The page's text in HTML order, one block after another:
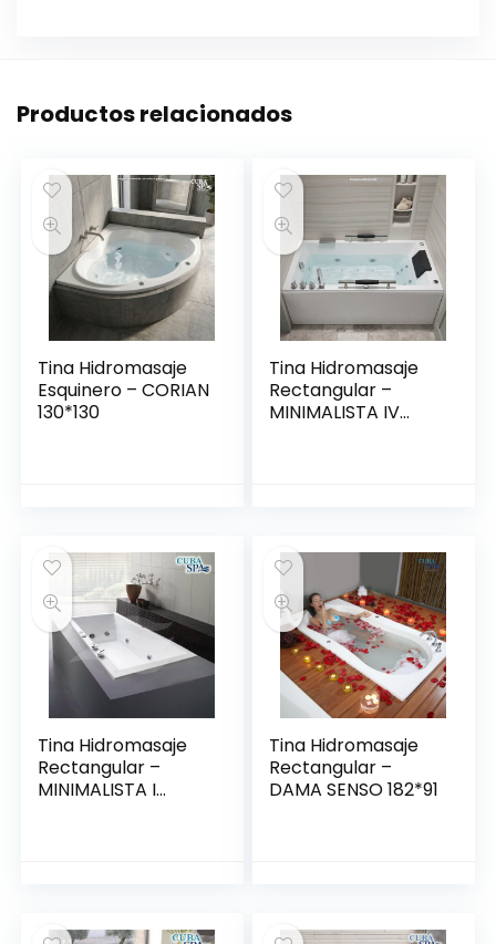
Productos relacionados
Tina Hidromasaje
Esquinero – CORIAN
130*130
Tina Hidromasaje
Rectangular –
MINIMALISTA IV
Tina Hidromasaje
Rectangular –
MINIMALISTA I
Tina Hidromasaje
Rectangular –
DAMA SENSO 182*91